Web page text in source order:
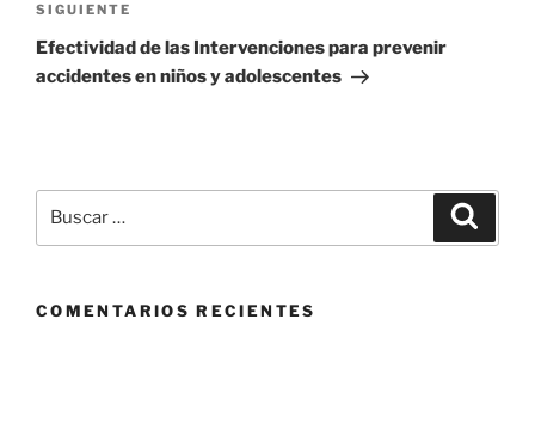
Siguiente
entrada
SIGUIENTE
Efectividad de las Intervenciones para prevenir
accidentes en niños y adolescentes
por:
COMENTARIOS RECIENTES